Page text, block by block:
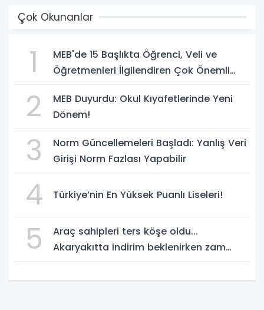
Çok Okunanlar
1
MEB'de 15 Başlıkta Öğrenci, Veli ve
Öğretmenleri İlgilendiren Çok Önemli
2
MEB Duyurdu: Okul Kıyafetlerinde Yeni
Dönem!
3
Norm Güncellemeleri Başladı: Yanlış Veri
Girişi Norm Fazlası Yapabilir
4 Türkiye’nin En Yüksek Puanlı Liseleri!
5
Araç sahipleri ters köşe oldu...
Akaryakıtta indirim beklenirken zam